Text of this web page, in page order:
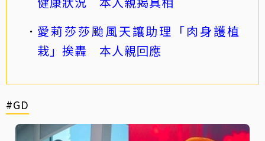
愛莉莎莎颱風天讓助理「肉身護植
栽」挨轟 本人親回應
#GD